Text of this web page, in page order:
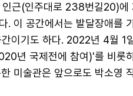
근(인주대로 238번길20)
. 이 공간에서는 발달장애를
이기도 하다. 2022년 4월
년 국제전에 참여)'를 비
미술관은 앞으로도 박소영